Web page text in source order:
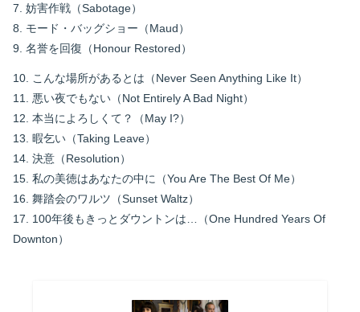
7. 妨害作戦（Sabotage）
8. モード・バッグショー（Maud）
9. 名誉を回復（Honour Restored）
10. こんな場所があるとは（Never Seen Anything Like It）
11. 悪い夜でもない（Not Entirely A Bad Night）
12. 本当によろしくて？（May I?）
13. 暇乞い（Taking Leave）
14. 決意（Resolution）
15. 私の美徳はあなたの中に（You Are The Best Of Me）
16. 舞踏会のワルツ（Sunset Waltz）
17. 100年後もきっとダウントンは…（One Hundred Years Of
Downton）